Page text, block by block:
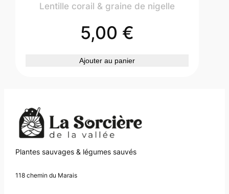
Lentille corail & graine de nigelle
5,00 €
Ajouter au panier
Plantes sauvages & légumes sauvés
118 chemin du Marais